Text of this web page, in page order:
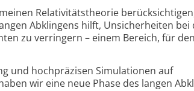
Relativitätstheorie
Abklingens hilft, Unsicherheiten bei
zu verringern – einem Bereich, für
und hochpräzisen Simulationen auf
wir eine neue Phase des langen